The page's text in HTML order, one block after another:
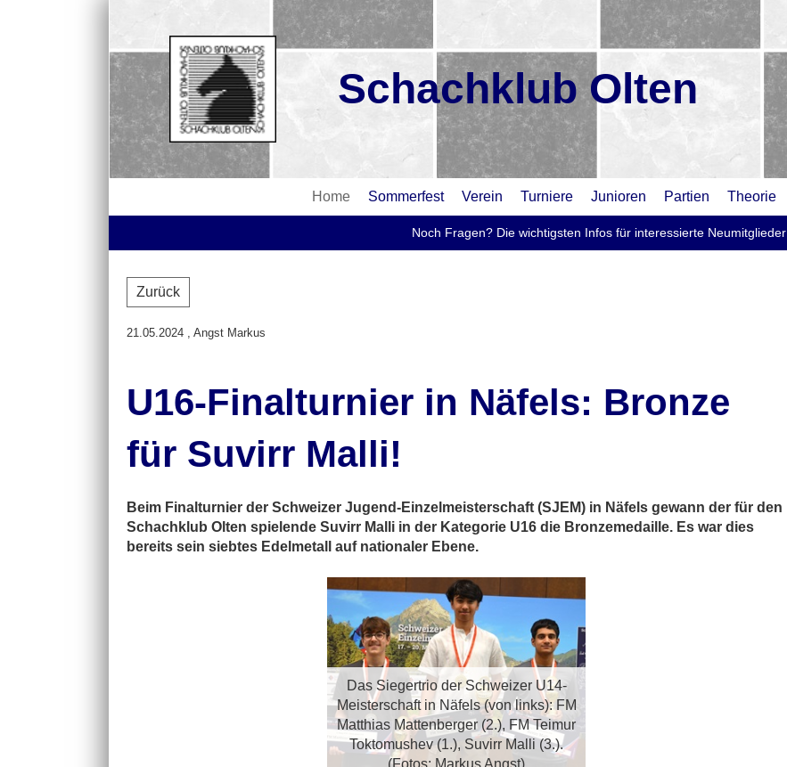
Schachklub Olten
Home Sommerfest Verein Turniere Junioren Partien Theorie
Noch Fragen? Die wichtigsten Infos für interessierte Neumitglieder
Zurück
21.05.2024 , Angst Markus
U16-Finalturnier in Näfels: Bronze
für Suvirr Malli!
Beim Finalturnier der Schweizer Jugend-Einzelmeisterschaft (SJEM) in Näfels gewann der für den
Schachklub Olten spielende Suvirr Malli in der Kategorie U16 die Bronzemedaille. Es war dies
bereits sein siebtes Edelmetall auf nationaler Ebene.
Das Siegertrio der Schweizer U14-
Meisterschaft in Näfels (von links): FM
Matthias Mattenberger (2.), FM Teimur
Toktomushev (1.), Suvirr Malli (3.).
(Fotos: Markus Angst)